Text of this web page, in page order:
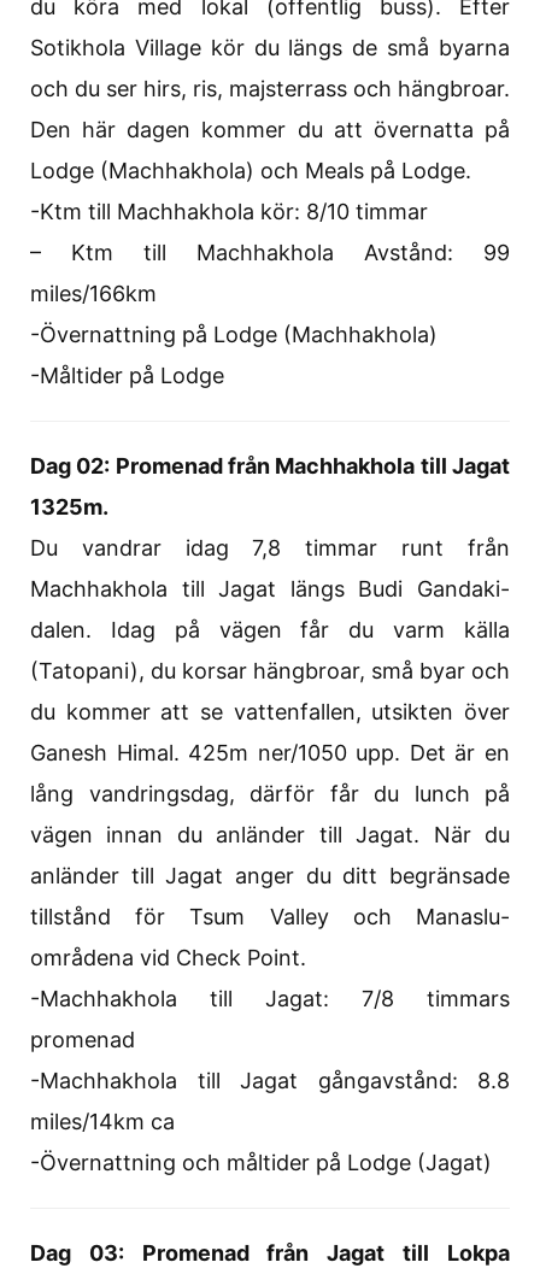
du köra med lokal (offentlig buss). Efter
Sotikhola Village kör du längs de små byarna
och du ser hirs, ris, majsterrass och hängbroar.
Den här dagen kommer du att övernatta på
Lodge (Machhakhola) och Meals på Lodge.
-Ktm till Machhakhola kör: 8/10 timmar
– Ktm till Machhakhola Avstånd: 99
miles/166km
-Övernattning på Lodge (Machhakhola)
-Måltider på Lodge
Dag 02: Promenad från Machhakhola till Jagat
1325m.
Du vandrar idag 7,8 timmar runt från
Machhakhola till Jagat längs Budi Gandaki-
dalen. Idag på vägen får du varm källa
(Tatopani), du korsar hängbroar, små byar och
du kommer att se vattenfallen, utsikten över
Ganesh Himal. 425m ner/1050 upp. Det är en
lång vandringsdag, därför får du lunch på
vägen innan du anländer till Jagat. När du
anländer till Jagat anger du ditt begränsade
tillstånd för Tsum Valley och Manaslu-
områdena vid Check Point.
-Machhakhola till Jagat: 7/8 timmars
promenad
-Machhakhola till Jagat gångavstånd: 8.8
miles/14km ca
-Övernattning och måltider på Lodge (Jagat)
Dag 03: Promenad från Jagat till Lokpa